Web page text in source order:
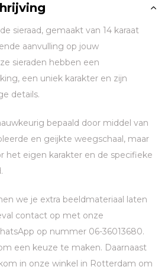
sieraad, gemaakt van 14 karaat
aanvulling op jouw
sieraden hebben een
een uniek karakter en zijn
details.
bepaald door middel van
en geijkte weegschaal, maar
het eigen karakter en de specifieke
we je extra beeldmateriaal laten
contact op met onze
op nummer 06-36013680.
een keuze te maken. Daarnaast
in onze winkel in Rotterdam om